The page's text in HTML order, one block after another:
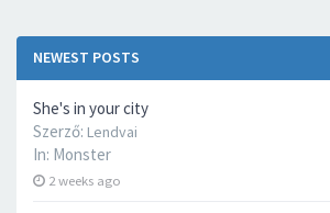
NEWEST POSTS
She's in your city
Szerző: Lendvai
In: Monster
2 weeks ago